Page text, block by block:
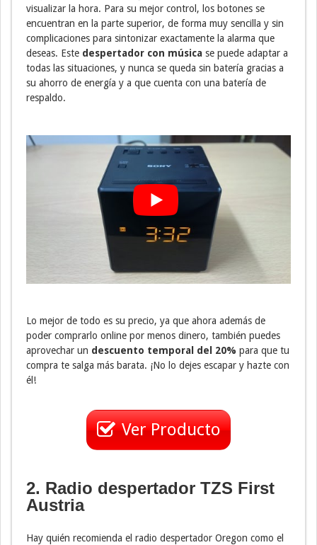
visualizar la hora. Para su mejor control, los botones se
encuentran en la parte superior, de forma muy sencilla y sin
complicaciones para sintonizar exactamente la alarma que
deseas. Este despertador con música se puede adaptar a
todas las situaciones, y nunca se queda sin batería gracias a
su ahorro de energía y a que cuenta con una batería de
respaldo.
Lo mejor de todo es su precio, ya que ahora además de
poder comprarlo online por menos dinero, también puedes
aprovechar un descuento temporal del 20% para que tu
compra te salga más barata. ¡No lo dejes escapar y hazte con
él!
Ver Producto
2. Radio despertador TZS First
Austria
Hay quién recomienda el radio despertador Oregon como el